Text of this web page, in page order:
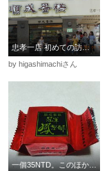
忠孝一店 初めての訪問です。
by higashimachiさん
一個35NTD。このほかにもナッツ入りとかもあり。